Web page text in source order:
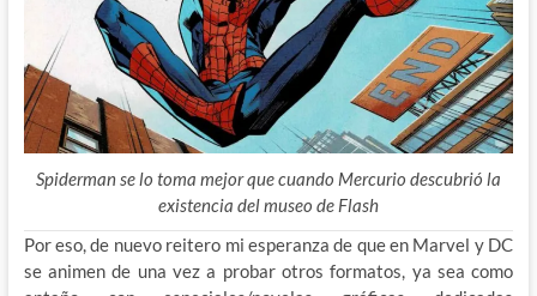
Spiderman se lo toma mejor que cuando Mercurio descubrió la
existencia del museo de Flash
Por eso, de nuevo reitero mi esperanza de que en Marvel y DC
se animen de una vez a probar otros formatos, ya sea como